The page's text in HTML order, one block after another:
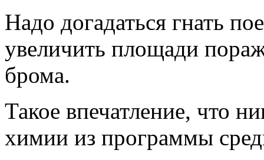
Надо догадаться гнать
увеличить площади
брома.
Такое впечатление, что
химии из программы